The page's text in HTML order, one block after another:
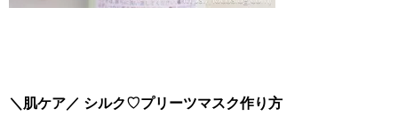
＼肌ケア／ シルク♡プリーツマスク作り方